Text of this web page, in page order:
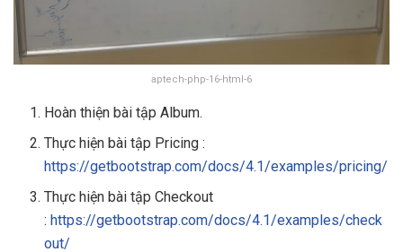
aptech-php-16-html-6
Hoàn thiện bài tập Album.
Thực hiện bài tập Pricing :
https://getbootstrap.com/docs/4.1/examples/pricing/
Thực hiện bài tập Checkout
:https://getbootstrap.com/docs/4.1/examples/check
out/